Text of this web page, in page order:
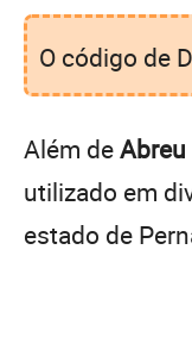
O código de
Além deAbreu
utilizado em
estado de